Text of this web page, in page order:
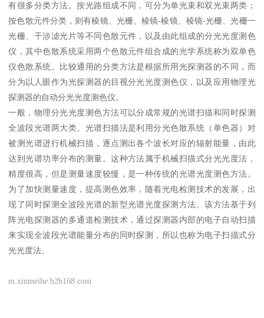
有很多分类方法。按光路组成不同，可分为单光束和双光束两类；
按色散元件分类，则有棱镜、光栅、棱镜-棱镜、棱镜-光栅、光栅一
光栅、干涉滤光片等不同色散元件，以及由此组成的分光光度测色
仪，其中色散系统采用两个色散元件组合成的光学系统称为双单色
仪色散系统。比较通用的分类方法是根据所用光探测器的不同，而
分为以人眼作为光探测器的目视分光光度测色仪，以及应用物理光
探测器的自动分光光度测色仪。
一般，物理分光光度测色方法可以分成常规的光谱扫描和同时探测
全波段光谱两大类。光谱扫描法是利用分光色散系统（单色器）对
被测光谱进行机械扫描，逐点测出各个波长对应的辐射能量，由此
达到光谱功率分布的测量。这种方法属于机械扫描式分光光度法，
精度很高，但是测量速度较慢，是一种传统的光谱光度测色方法。
为了加快测量速度，提高测色效率，随着光电检测技术的发展，出
现了同时探测全波段光谱的新型光谱光度探测方法。该方法基于列
阵光电探测器的多通道检测技术，通过探测器内部的电子自动扫描
来实现全波段光谱能量分布的同时探测，所以也称为电子扫描式分
光光度法。
m.xinmeihe.b2b168.com